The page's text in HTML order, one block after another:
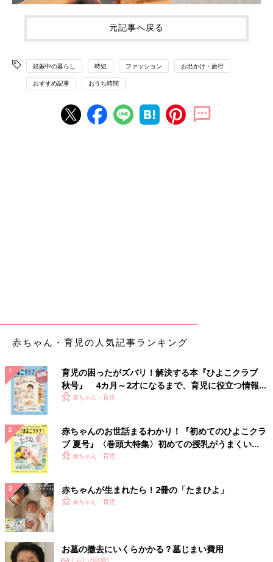
元記事へ戻る
妊娠中の暮らし 時短 ファッション お出かけ・旅行
おすすめ記事 おうち時間
赤ちゃん・育児の人気記事ランキング
育児の困ったがズバリ！解決する本『ひよこクラブ
秋号』 4カ月～2才になるまで、育児に役立つ情報が
いっぱい！
赤ちゃん・育児
赤ちゃんのお世話まるわかり！『初めてのひよこクラ
ブ 夏号』〈巻頭大特集〉初めての授乳がうまくい
く！ おっぱい・ミルクの基本と夏のトラブル 解決テ
赤ちゃん・育児
赤ちゃんが生まれたら！2冊の「たまひよ」
赤ちゃん・育児
お墓の撤去にいくらかかる？墓じまい費用
PR(くらしの話題)